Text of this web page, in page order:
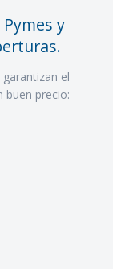
y
el
buen precio: